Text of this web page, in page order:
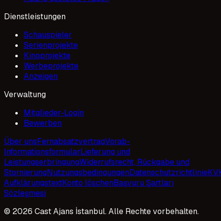
Dienstleistungen
Schauspieler
Serienprojekte
Kinoprojekte
Werbeprojekte
Anzeigen
Verwaltung
Mitglieder-Login
Bewerben
Über unsFernabsatzvertragVorab-
InformationsformularLieferung und
LeistungserbringungWiderrufsrecht, Rückgabe und
StornierungNutzungsbedingungenDatenschutzrichtlinie
AufklärungstextKonto löschenBaşvuru Şartları
Sözleşmesi
© 2026 Cast Ajans İstanbul. Alle Rechte vorbehalten.